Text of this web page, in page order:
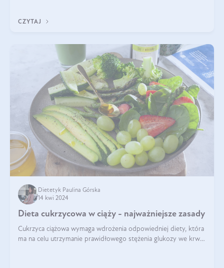
CZYTAJ
Dietetyk Paulina Górska
14 kwi 2024
Dieta cukrzycowa w ciąży - najważniejsze zasady
Cukrzyca ciążowa wymaga wdrożenia odpowiedniej diety, która
ma na celu utrzymanie prawidłowego stężenia glukozy we krwi i